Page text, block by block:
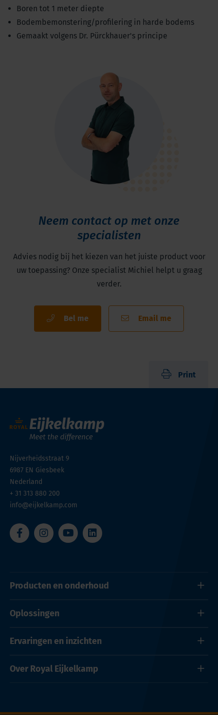
Boren tot 1 meter diepte
Bodembemonstering/profilering in harde bodems
Gemaakt volgens Dr. Pürckhauer's principe
Neem contact op met onze
specialisten
Advies nodig bij het kiezen van het juiste product voor
uw toepassing? Onze specialist Michiel helpt u graag
verder.
Bel me Email me
Print
Nijverheidsstraat 9
6987 EN Giesbeek
Nederland
+ 31 313 880 200
info@eijkelkamp.com
Producten en onderhoud
Oplossingen
Ervaringen en inzichten
Over Royal Eijkelkamp